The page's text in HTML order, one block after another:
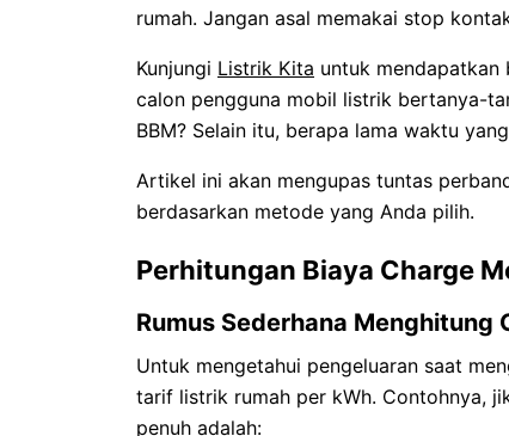
rumah. Jangan asal memakai stop
Kunjungi Listrik Kita untuk mendapatkan
calon pengguna mobil listrik bertanya-
BBM? Selain itu, berapa lama waktu
Artikel ini akan mengupas tuntas
berdasarkan metode yang Anda pilih.
Perhitungan Biaya Charge
Rumus Sederhana Menghitung
Untuk mengetahui pengeluaran saat
tarif listrik rumah per kWh. Contohnya,
penuh adalah: